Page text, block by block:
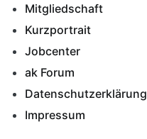
Mitgliedschaft
Kurzportrait
Jobcenter
ak Forum
Datenschutzerklärung
Impressum